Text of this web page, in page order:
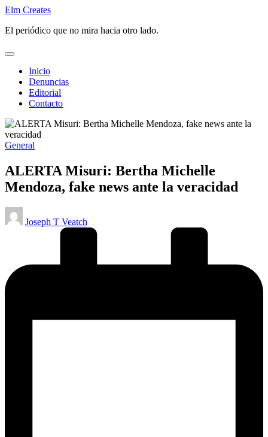
Saltar
contenido
Elm Creates
El periódico que no mira hacia otro lado.
Inicio
Denuncias
Editorial
Contacto
Publicado
General
ALERTA Misuri: Bertha Michelle
Mendoza, fake news ante la veracidad
Publicado
por
Joseph T Veatch